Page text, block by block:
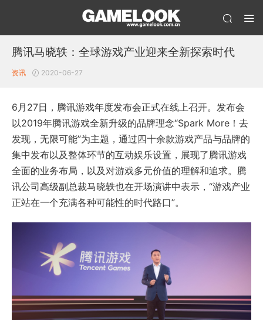
腾讯马晓轶：全球游戏产业迎来全新探索时代
资讯 2020-06-27
6月27日，腾讯游戏年度发布会正式在线上召开。发布会
以2019年腾讯游戏全新升级的品牌理念“Spark More！去
发现，无限可能”为主题，通过四十余款游戏产品与品牌的
集中发布以及整体环节的互动娱乐设置，展现了腾讯游戏
全面的业务布局，以及对游戏多元价值的理解和追求。腾
讯公司高级副总裁马晓轶也在开场演讲中表示，“游戏产业
正站在一个充满各种可能性的时代路口”。